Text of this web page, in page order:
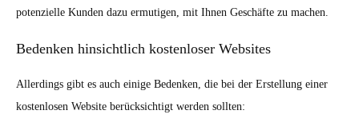
potenzielle Kunden dazu ermutigen, mit Ihnen Geschäfte zu machen.
Bedenken hinsichtlich kostenloser Websites
Allerdings gibt es auch einige Bedenken, die bei der Erstellung einer
kostenlosen Website berücksichtigt werden sollten: